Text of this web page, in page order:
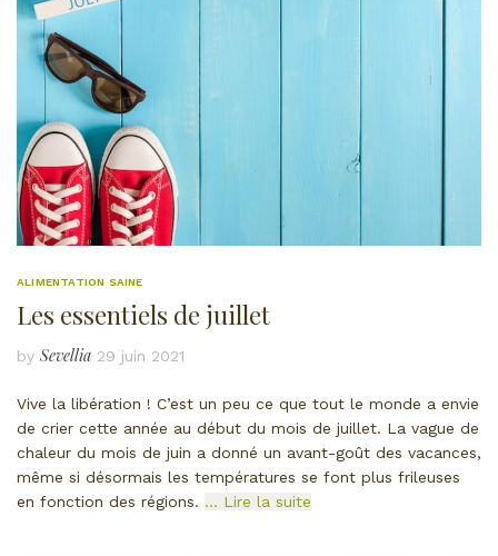
ALIMENTATION SAINE
Les essentiels de juillet
by Sevellia 29 juin 2021
Vive la libération ! C’est un peu ce que tout le monde a envie
de crier cette année au début du mois de juillet. La vague de
chaleur du mois de juin a donné un avant-goût des vacances,
même si désormais les températures se font plus frileuses
en fonction des régions. … Lire la suite